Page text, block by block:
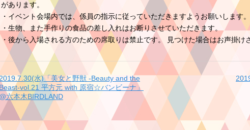
あります。
イベント会場内では、係員の指示に従っていただきますようお願いします
物、また手作りの食品の差し入れはお断りさせていただきます。
から入場される方のための席取りは禁止です。 見つけた場合はお声掛け
水)「美女と野獣 -Beauty and the
vol.21 平方元 with 原宿☆バンビーナ」
六本木BIRDLAND